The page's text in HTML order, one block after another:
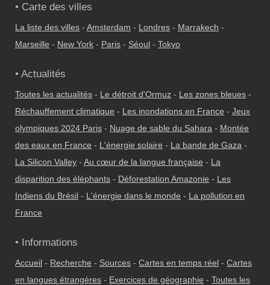
• Carte des villes
La liste des villes - Amsterdam - Londres - Marrakech -
Marseille - New York - Paris - Séoul - Tokyo
• Actualités
Toutes les actualités - Le détroit d'Ormuz - Les zones bleues -
Réchauffement climatique - Les inondations en France - Jeux
olympiques 2024 Paris - Nuage de sable du Sahara - Montée
des eaux en France - L'énergie solaire - La bande de Gaza -
La Silicon Valley - Au cœur de la langue française - La
disparition des éléphants - Déforestation Amazonie - Les
Indiens du Brésil - L'énergie dans le monde - La pollution en
France
• Informations
Accueil - Recherche - Sources - Cartes en temps réel - Cartes
en langues étrangères - Exercices de géographie - Toutes les